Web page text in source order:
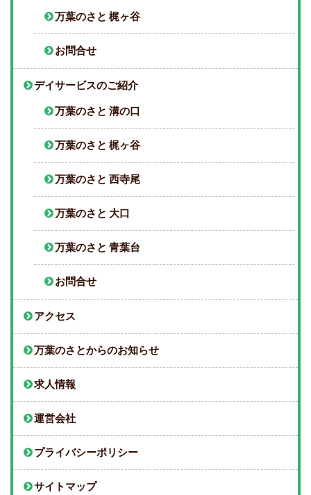
万葉のさと 梶ヶ谷
お問合せ
デイサービスのご紹介
万葉のさと 溝の口
万葉のさと 梶ヶ谷
万葉のさと 西寺尾
万葉のさと 大口
万葉のさと 青葉台
お問合せ
アクセス
万葉のさとからのお知らせ
求人情報
運営会社
プライバシーポリシー
サイトマップ